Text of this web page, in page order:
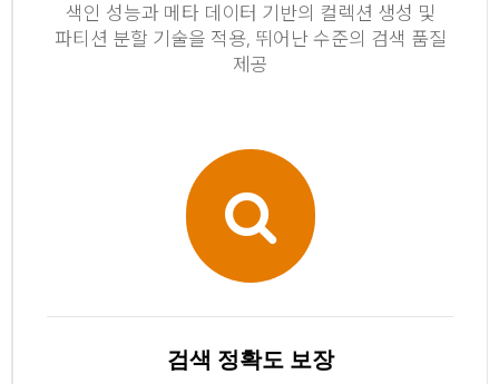
색인 성능과 메타 데이터 기반의 컬렉션 생성 및
파티션 분할 기술을 적용, 뛰어난 수준의 검색 품질
제공
검색 정확도 보장